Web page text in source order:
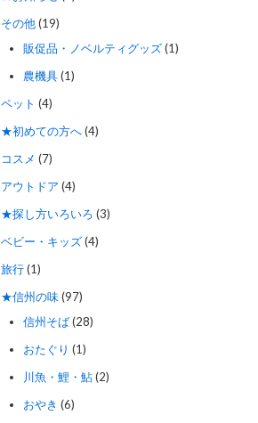
その他(19)
販促品・ノベルティグッズ(1)
農機具(1)
ペット (4)
★初めての方へ(4)
コスメ (7)
アウトドア (4)
★探し方いろいろ (3)
ベビー・キッズ(4)
旅行(1)
★信州の味(97)
信州そば(28)
おたぐり (1)
川魚・鯉・鮎(2)
おやき (6)